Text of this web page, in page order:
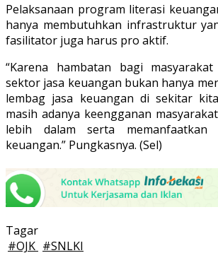
Pelaksanaan program literasi
hanya membutuhkan infrastruktur
fasilitator juga harus pro aktif.
“Karena hambatan bagi
sektor jasa keuangan bukan hanya
lembag jasa keuangan di sekitar
masih adanya keengganan
lebih dalam serta
keuangan.” Pungkasnya. (Sel)
Tagar
#OJK #SNLKI